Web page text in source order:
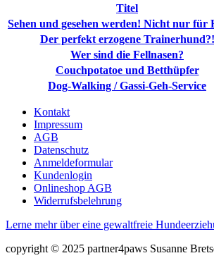
Titel
Sehen und gesehen werden! Nicht nur für
Der perfekt erzogene Trainerhund?!
Wer sind die Fellnasen?
Couchpotatoe und Betthüpfer
Dog-Walking / Gassi-Geh-Service
Kontakt
Impressum
AGB
Datenschutz
Anmeldeformular
Kundenlogin
Onlineshop AGB
Widerrufsbelehrung
Lerne mehr über eine gewaltfreie
copyright © 2025 partner4paws Susanne